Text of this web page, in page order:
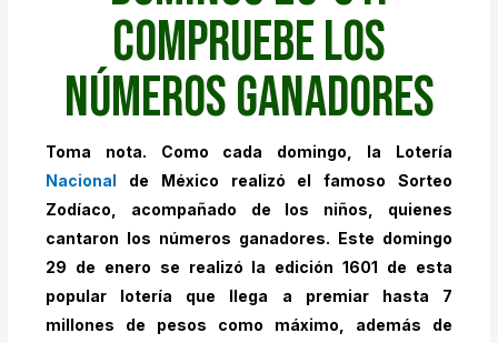
compruebe los
números ganadores
Toma nota. Como cada domingo, la Lotería
Nacional de México realizó el famoso Sorteo
Zodíaco , acompañado de los niños, quienes
cantaron los números ganadores. Este domingo
29 de enero se realizó la edición 1601 de esta
popular lotería que llega a premiar hasta 7
millones de pesos como máximo, además de